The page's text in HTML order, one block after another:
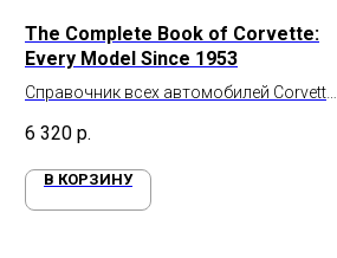
The Complete Book of Corvette:
Every Model Since 1953
Справочник всех автомобилей Corvette
6 320 р.
В КОРЗИНУ